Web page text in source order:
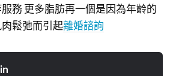
務 更多脂肪再一個是因為年齡的
鬆弛而引起離婚諮詢